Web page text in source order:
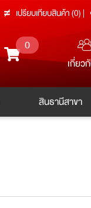
เปรียบเทียบสินค้า (0) |
0
เกี่ยว
สินธานีสาขา